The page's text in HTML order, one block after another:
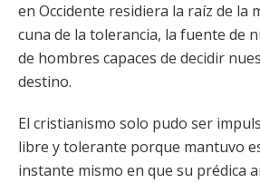
en Occidente residiera la raíz de la
cuna de la tolerancia, la fuente de
de hombres capaces de decidir
destino.
El cristianismo solo pudo ser
libre y tolerante porque mantuvo
instante mismo en que su prédica